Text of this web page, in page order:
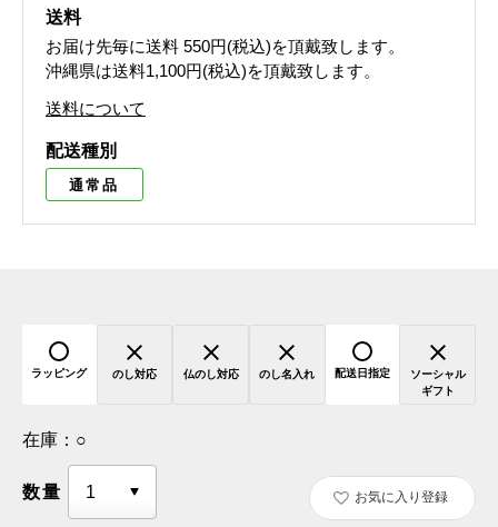
送料
お届け先毎に送料 550円(税込)を頂戴致します。
沖縄県は送料1,100円(税込)を頂戴致します。
送料について
配送種別
通常品
ラッピング のし対応 仏のし対応 のし名入れ 配送日指定
ソーシャル
ギフト
在庫： ○
数量 お気に入り登録